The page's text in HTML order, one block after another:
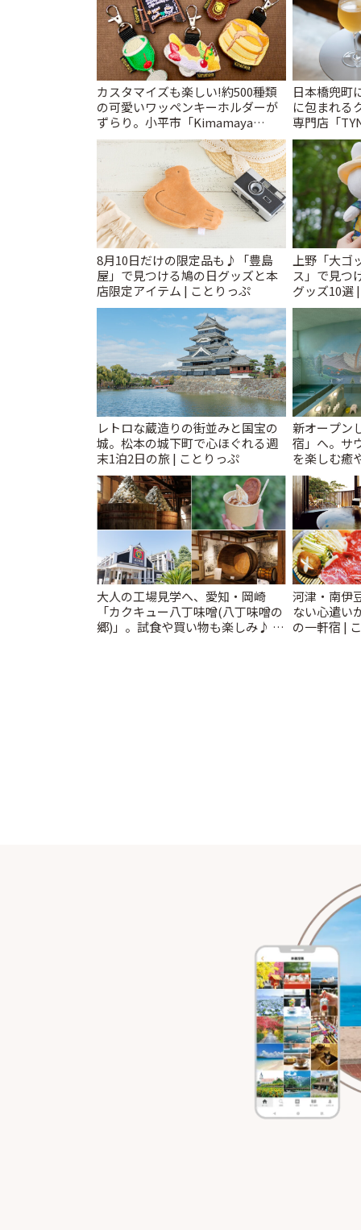
カスタマイズも楽しい!約500種類
の可愛いワッペンキーホルダーが
ずらり。小平市「Kimamaya
T&K」 | ことりっぷ
日本橋兜町
に包まれる
専門店「
とりっぷ
8月10日だけの限定品も♪「豊島
屋」で見つける鳩の日グッズと本
店限定アイテム | ことりっぷ
上野「大ゴ
ス」で見つ
グッズ10選
レトロな蔵造りの街並みと国宝の
城。松本の城下町で心ほぐれる週
末1泊2日の旅 | ことりっぷ
新オープン
宿」へ。サ
を楽しむ癒
とりっぷ
大人の工場見学へ、愛知・岡崎
「カクキュー八丁味噌(八丁味噌の
郷)」。試食や買い物も楽しみ♪ |
河津・南伊
ない心遣い
の一軒宿 |